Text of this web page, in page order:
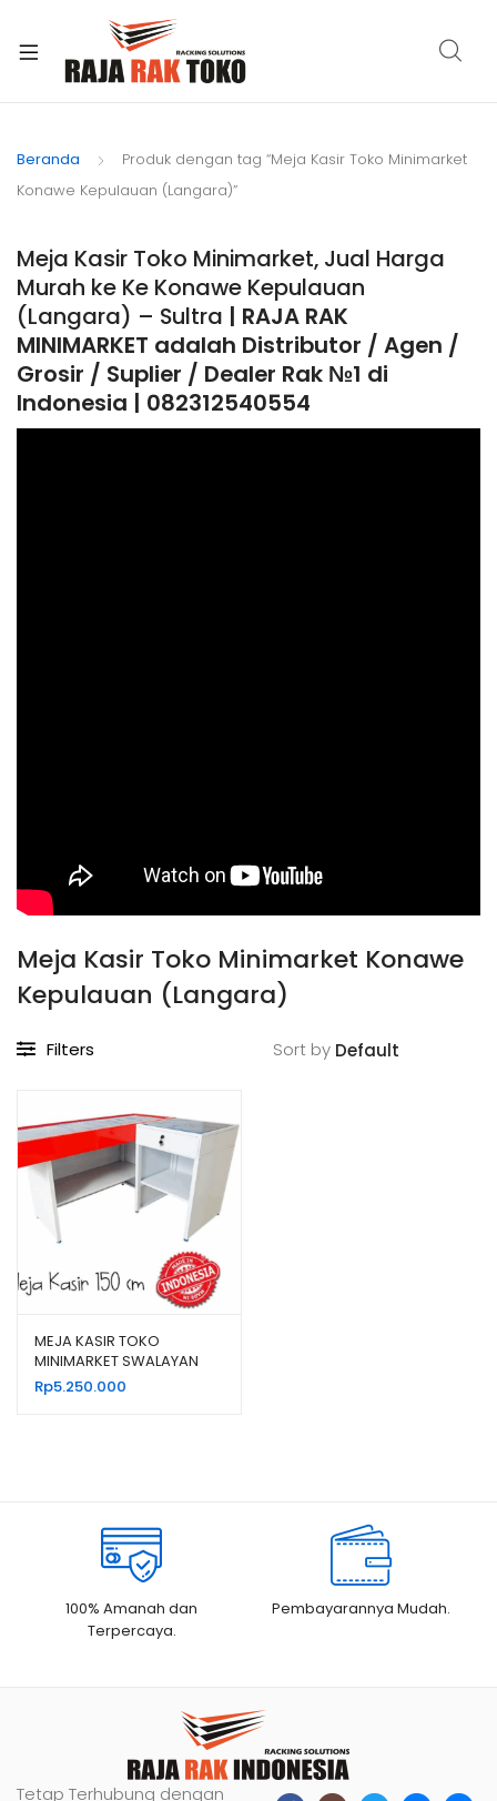
Beranda
Produk dengan tag “Meja Kasir Toko Minimarket
Konawe Kepulauan (Langara)”
Meja Kasir Toko Minimarket, Jual Harga
Murah ke Ke Konawe Kepulauan
(Langara) – Sultra | RAJA RAK
MINIMARKET adalah Distributor / Agen /
Grosir / Suplier / Dealer Rak №1 di
Indonesia | 082312540554
Meja Kasir Toko Minimarket Konawe
Kepulauan (Langara)
Filters Sort by
MEJA KASIR TOKO
MINIMARKET SWALAYAN
BAHAN BESI TIPE MK-05
Rp5.250.000
100% Amanah dan
Terpercaya.
Pembayarannya Mudah.
Tetap Terhubung dengan